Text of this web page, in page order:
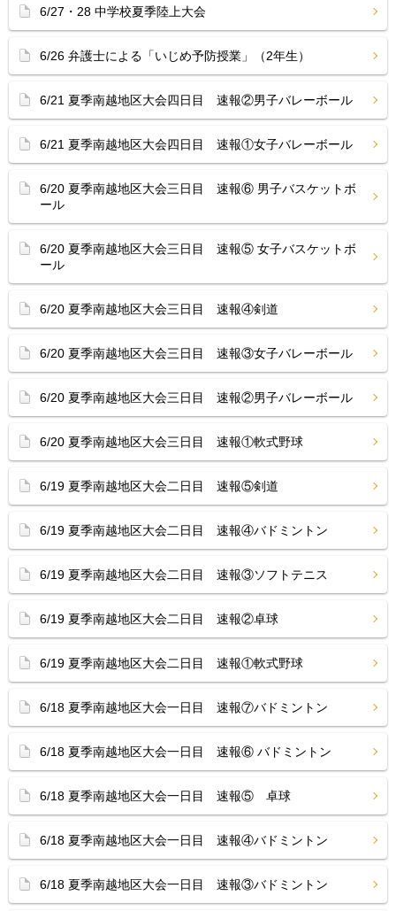
6/27・28 中学校夏季陸上大会
6/26 弁護士による「いじめ予防授業」（2年生）
6/21 夏季南越地区大会四日目 速報②男子バレーボール
6/21 夏季南越地区大会四日目 速報①女子バレーボール
6/20 夏季南越地区大会三日目 速報⑥ 男子バスケットボ
ール
6/20 夏季南越地区大会三日目 速報⑤ 女子バスケットボ
ール
6/20 夏季南越地区大会三日目 速報④剣道
6/20 夏季南越地区大会三日目 速報③女子バレーボール
6/20 夏季南越地区大会三日目 速報②男子バレーボール
6/20 夏季南越地区大会三日目 速報①軟式野球
6/19 夏季南越地区大会二日目 速報⑤剣道
6/19 夏季南越地区大会二日目 速報④バドミントン
6/19 夏季南越地区大会二日目 速報③ソフトテニス
6/19 夏季南越地区大会二日目 速報②卓球
6/19 夏季南越地区大会二日目 速報①軟式野球
6/18 夏季南越地区大会一日目 速報⑦バドミントン
6/18 夏季南越地区大会一日目 速報⑥ バドミントン
6/18 夏季南越地区大会一日目 速報⑤ 卓球
6/18 夏季南越地区大会一日目 速報④バドミントン
6/18 夏季南越地区大会一日目 速報③バドミントン